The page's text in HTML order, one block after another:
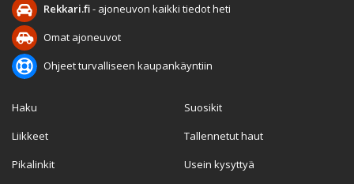
Rekkari.fi- ajoneuvon kaikki tiedot heti
Omat ajoneuvot
Ohjeet turvalliseen kaupankäyntiin
Haku
Liikkeet
Pikalinkit
Suosikit
Tallennetut haut
Usein kysyttyä